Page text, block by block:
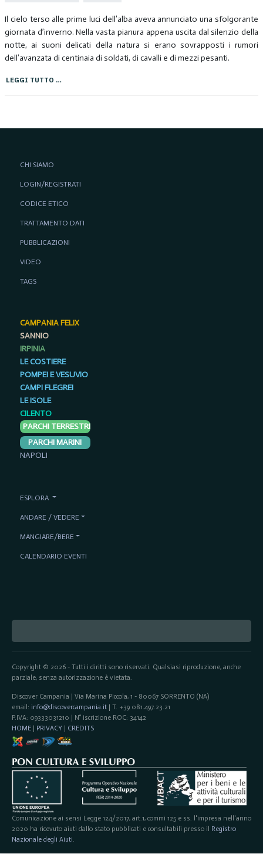
Il cielo terso alle prime luci dell’alba aveva annunciato una sfolgorante
giornata d’inverno. Nella vasta pianura appena uscita dal silenzio della
notte, ai suoni delicati della natura si erano sovrapposti i rumori
dell’avanzata di centinaia di soldati, di cavalli e di mezzi pesanti.
LEGGI TUTTO …
Copyright © 2026 - Tutti i diritti sono riservati. Qualsiasi riproduzione, anche
parziale, senza autorizzazione è vietata.
Discover Campania | Via Marina Piccola, 1 - 80067 SORRENTO (NA)
email: info@discovercampania.it| T. +39 081.497.23.21
P.IVA: 09333031210 | N° iscrizione ROC: 34142
HOME| PRIVACY | CREDITS
Comunicazione ai sensi Legge 124/2017, art.1, commi 125 e ss. l'impresa nell'anno
2020 ha ricevuto aiuti dallo stato pubblicati e consultabili presso il Registro
Nazionale degli Aiuti
CHI SIAMO
LOGIN/REGISTRATI
CODICE ETICO
TRATTAMENTO DATI
PUBBLICAZIONI
VIDEO
TAGS
CAMPANIA FELIX
SANNIO
IRPINIA
LE COSTIERE
POMPEI E VESUVIO
CAMPI FLEGREI
LE ISOLE
CILENTO
PARCHI TERRESTRI
PARCHI MARINI
NAPOLI
ESPLORA
ANDARE / VEDERE
MANGIARE/BERE
CALENDARIO EVENTI